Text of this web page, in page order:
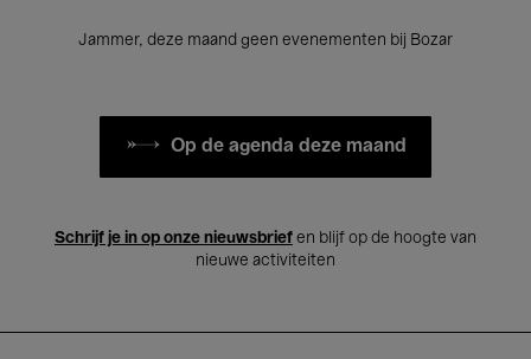
Jammer, deze maand geen evenementen bij Bozar
Op de agenda deze maand
Schrijf je in op onze nieuwsbrief en blijf op de hoogte van
nieuwe activiteiten